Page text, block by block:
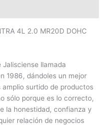
4L 2.0 MR20D DOHC
llamada
1986, dándoles un mejor
surtido de productos
sólo porque es lo correcto,
la honestidad, confianza y
relación de negocios